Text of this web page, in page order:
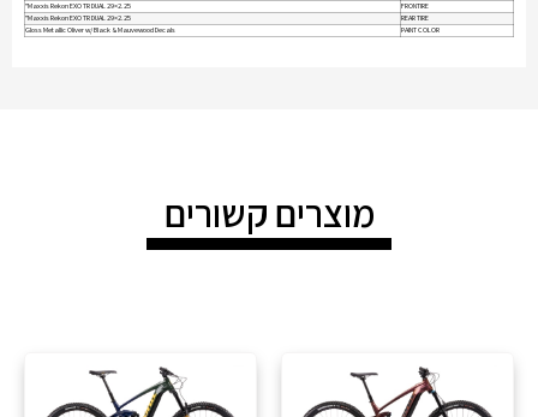
FRONTIRE
Maxxis Rekon EXO TR DUAL 29×2.25"
REAR TIRE
Maxxis Rekon EXO TR DUAL 29×2.25"
PAINT COLOR
Gloss Metallic Oliver w/ Black & Mauvewood Decals
מוצרים קשורים